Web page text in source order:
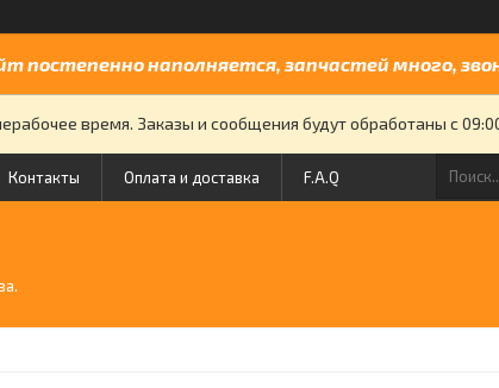
постепенно наполняется, запчастей много,
время. Заказы и сообщения будут обработаны с
Контакты Оплата и доставка F.A.Q